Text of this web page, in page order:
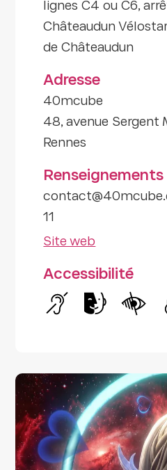
lignes C4 ou C6,
Châteaudun
de Châteaudun
Adresse
40mcube
48, avenue Sergent
Rennes
Renseignements
11
Site web
Accessibilité
Handicap